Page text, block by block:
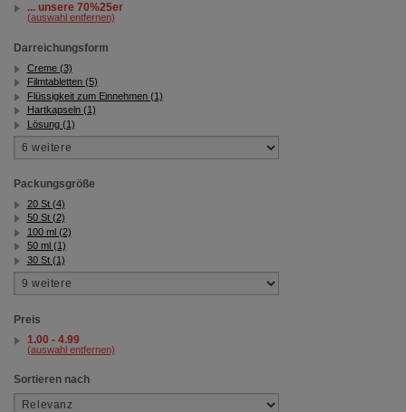
... unsere 70%25er
(auswahl entfernen)
Darreichungsform
Creme (3)
Filmtabletten (5)
Flüssigkeit zum Einnehmen (1)
Hartkapseln (1)
Lösung (1)
Packungsgröße
20 St (4)
50 St (2)
100 ml (2)
50 ml (1)
30 St (1)
Preis
1.00 - 4.99
(auswahl entfernen)
Sortieren nach